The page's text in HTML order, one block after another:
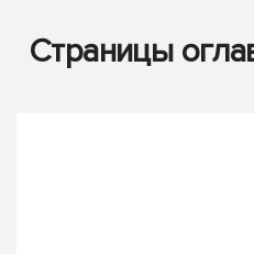
Страницы